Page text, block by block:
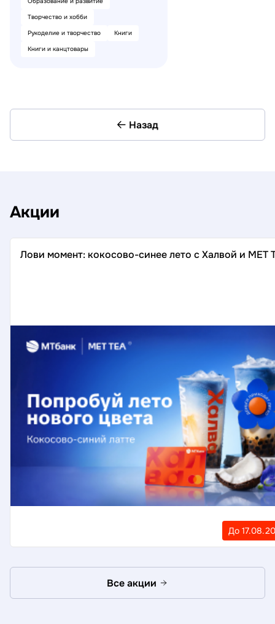
Творчество и хобби
Рукоделие и творчество
Книги
Книги и канцтовары
Назад
Акции
Лови момент: кокосово-синее лето с Халвой и MET
До
Все акции